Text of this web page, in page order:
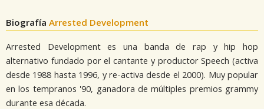
Biografía Arrested Development
Arrested Development es una banda de rap y hip hop
alternativo fundado por el cantante y productor Speech (activa
desde 1988 hasta 1996, y re-activa desde el 2000). Muy popular
en los tempranos '90, ganadora de múltiples premios grammy
durante esa década.